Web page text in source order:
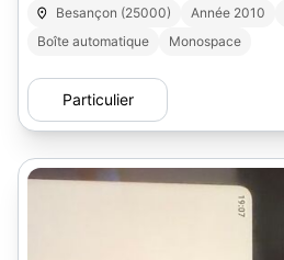
Besançon (25000) Année 2010
Boîte automatique
Monospace
Particulier